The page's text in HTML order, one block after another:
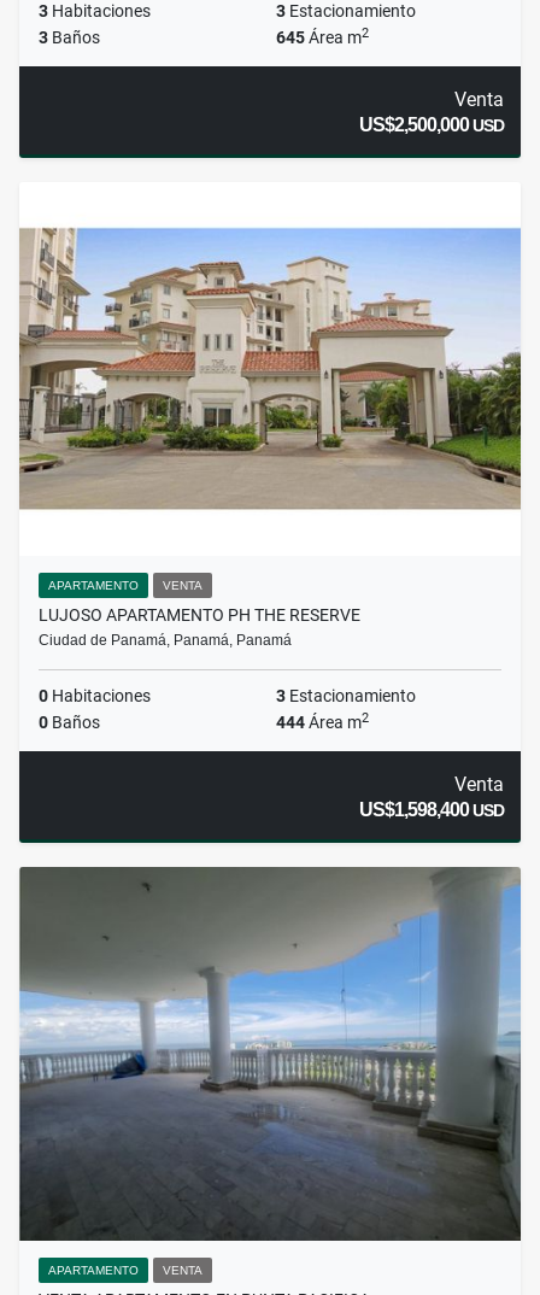
3 Habitaciones 3 Estacionamiento
3 Baños 645Área m2
Venta
US$2,500,000USD
APARTAMENTO VENTA
LUJOSO APARTAMENTO PH THE RESERVE
Ciudad de Panamá, Panamá, Panamá
0 Habitaciones 3 Estacionamiento
0 Baños 444Área m2
Venta
US$1,598,400USD
APARTAMENTO VENTA